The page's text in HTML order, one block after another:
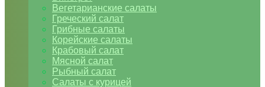
Вегетарианские салаты
Греческий салат
Грибные салаты
Корейские салаты
Крабовый салат
Мясной салат
Рыбный салат
Салаты с курицей